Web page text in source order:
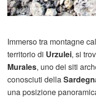
Immerso tra montagne
territorio di Urzulei, si
Murales, uno dei siti
conosciuti della
una posizione